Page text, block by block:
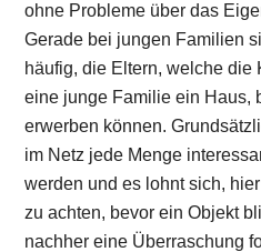
ohne Probleme über das
Gerade bei jungen Familien
häufig, die Eltern, welche die
eine junge Familie ein Haus,
erwerben können.
im Netz jede Menge
werden und es lohnt sich,
zu achten, bevor ein Objekt
nachher eine Überraschung